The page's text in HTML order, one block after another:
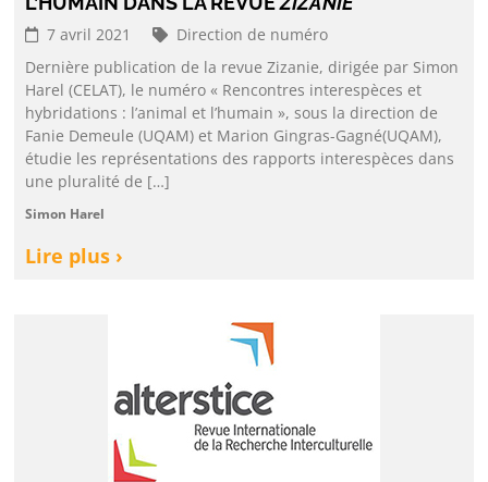
7 avril 2021
Direction de numéro
Dernière publication de la revue Zizanie, dirigée par Simon
Harel (CELAT), le numéro « Rencontres interespèces et
hybridations : l’animal et l’humain », sous la direction de
Fanie Demeule (UQAM) et Marion Gingras-Gagné(UQAM),
étudie les représentations des rapports interespèces dans
une pluralité de […]
Simon Harel
Lire plus ›